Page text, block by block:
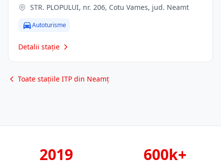
STR. PLOPULUI, nr. 206, Cotu Vames, jud. Neamt
Autoturisme
Detalii stație
Toate stațiile ITP din Neamț
2019 600k+